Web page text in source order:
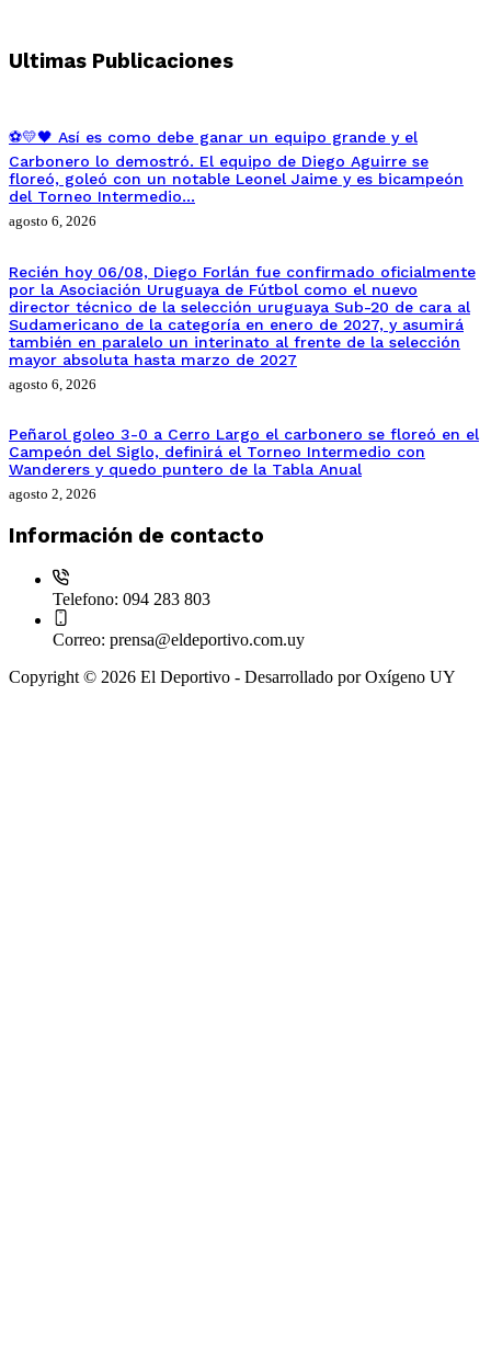
Ultimas Publicaciones
⚽💛🖤 Así es como debe ganar un equipo grande y el
Carbonero lo demostró. El equipo de Diego Aguirre se
floreó, goleó con un notable Leonel Jaime y es bicampeón
del Torneo Intermedio…
agosto 6, 2026
Recién hoy 06/08, Diego Forlán fue confirmado oficialmente
por la Asociación Uruguaya de Fútbol como el nuevo
director técnico de la selección uruguaya Sub-20 de cara al
Sudamericano de la categoría en enero de 2027, y asumirá
también en paralelo un interinato al frente de la selección
mayor absoluta hasta marzo de 2027
agosto 6, 2026
Peñarol goleo 3-0 a Cerro Largo el carbonero se floreó en el
Campeón del Siglo, definirá el Torneo Intermedio con
Wanderers y quedo puntero de la Tabla Anual
agosto 2, 2026
Información de contacto
Telefono: 094 283 803
Correo: prensa@eldeportivo.com.uy
Copyright © 2026 El Deportivo - Desarrollado por Oxígeno UY